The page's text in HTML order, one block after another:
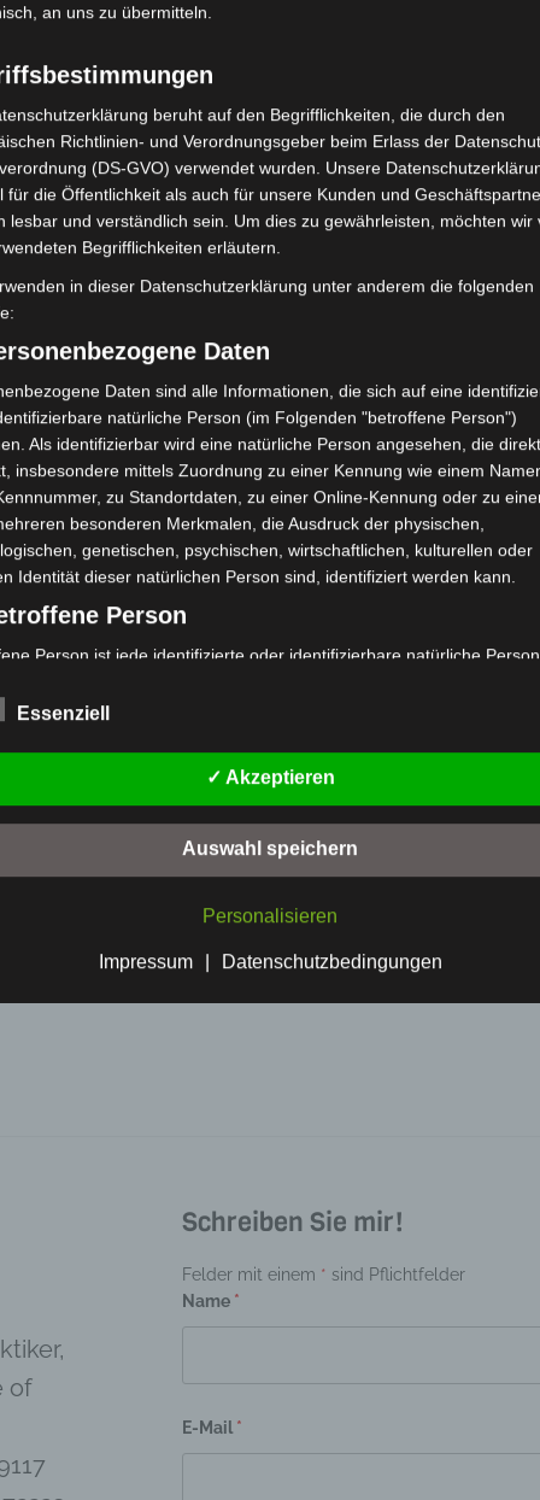
Berührung
Empathie
Kommunikation
Trauma
Die
Die
Die
Die
of
Schreiben Sie mir!
Felder mit einem * sind Pflichtfelder
Name *
E-Mail *
an uns zu übermitteln.
beruht auf den Begrifflichkeiten, die durch den
Richtlinien- und Verordnungsgeber beim Erlass der
(DS-GVO) verwendet wurden. Unsere
für die Öffentlichkeit als auch für unsere Kunden und
lesbar und verständlich sein. Um dies zu gewährleisten, möchten wir
Begrifflichkeiten erläutern.
in dieser Datenschutzerklärung unter anderem die folgenden
Daten
Daten sind alle Informationen, die sich auf eine
natürliche Person (im Folgenden "betroffene Person")
Als identifizierbar wird eine natürliche Person angesehen, die
insbesondere mittels Zuordnung zu einer Kennung wie einem
zu Standortdaten, zu einer Online-Kennung oder zu
besonderen Merkmalen, die Ausdruck der physischen,
genetischen, psychischen, wirtschaftlichen, kulturellen oder
Identität dieser natürlichen Person sind, identifiziert werden kann.
Person
Person ist jede identifizierte oder identifizierbare natürliche Person,
werden.
ist jeder mit oder ohne Hilfe automatisierter Verfahren
oder jede solche Vorgangsreihe im Zusammenhang mit
Daten wie das Erheben, das Erfassen, die Organisation,
die Speicherung, die Anpassung oder Veränderung, das Auslesen,
Form der Bereitstellung, den Abgleich oder die Verknüpfung, die
persönliche Aspekte, die sich auf eine natürliche Person beziehen,
insbesondere, um Aspekte bezüglich Arbeitsleistung, wirtschaftlicher
ist die Verarbeitung personenbezogener Daten in einer
die personenbezogenen Daten ohne Hinzuziehung zusätzlicher
sofern diese zusätzlichen Informationen gesondert aufbewahrt
Essenziell
✓ Akzeptieren
Auswahl speichern
Personalisieren
Impressum | Datenschutzbedingungen